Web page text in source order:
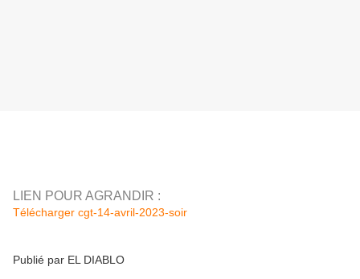
LIEN POUR AGRANDIR :
Télécharger cgt-14-avril-2023-soir
Publié par EL DIABLO